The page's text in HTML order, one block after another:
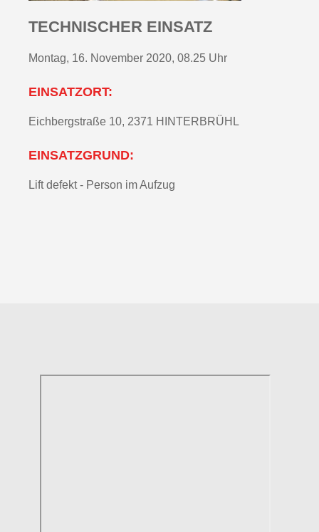
TECHNISCHER EINSATZ
Montag, 16. November 2020, 08.25 Uhr
EINSATZORT:
Eichbergstraße 10, 2371 HINTERBRÜHL
EINSATZGRUND:
Lift defekt - Person im Aufzug